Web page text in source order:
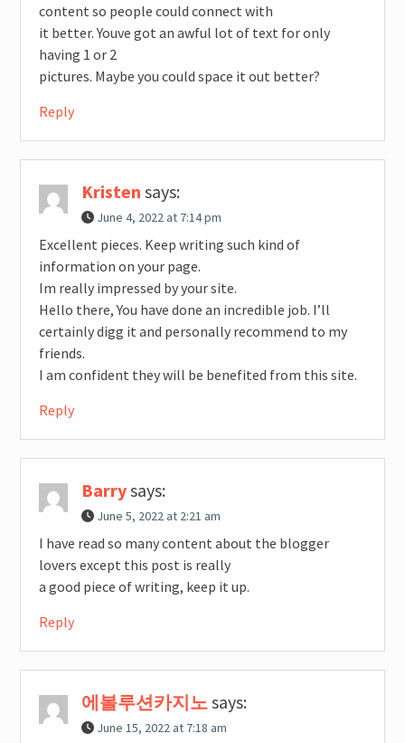
content so people could connect with
it better. Youve got an awful lot of text for only
having 1 or 2
pictures. Maybe you could space it out better?
Reply
Kristen says:
June 4, 2022 at 7:14 pm
Excellent pieces. Keep writing such kind of
information on your page.
Im really impressed by your site.
Hello there, You have done an incredible job. I’ll
certainly digg it and personally recommend to my
friends.
I am confident they will be benefited from this site.
Reply
Barrysays:
June 5, 2022 at 2:21 am
I have read so many content about the blogger
lovers except this post is really
a good piece of writing, keep it up.
Reply
에볼루션카지노says:
June 15, 2022 at 7:18 am